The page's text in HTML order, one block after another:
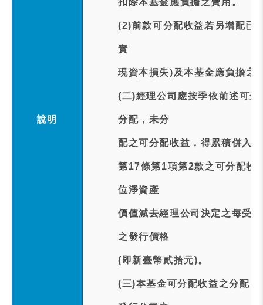
說明
扣除本基金應負擔之費用。
(2)前款可分配收益若另增配已
實
現資本損失)及本基金應負擔之
(二)經理公司應按季依前述可
分配，未分
配之可分配收益，得累積併入
第17條第1項第2款之可分配收
位淨資產
價值減去經理公司決定之每受
之發行價格
(即新臺幣貳拾元)。
(三)本基金可分配收益之分配